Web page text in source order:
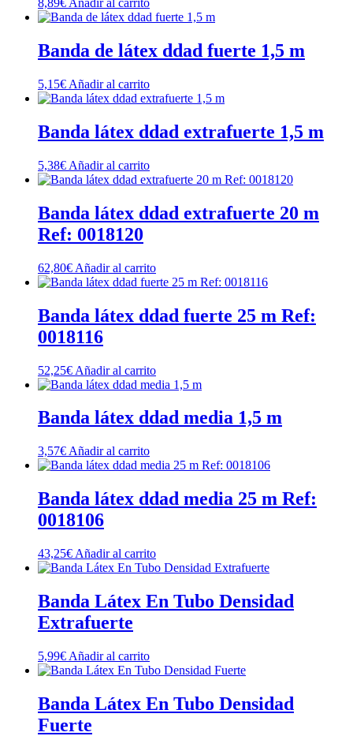
8,89€ Añadir al carrito
Banda de látex ddad fuerte 1,5 m
5,15€ Añadir al carrito
Banda látex ddad extrafuerte 1,5 m
5,38€ Añadir al carrito
Banda látex ddad extrafuerte 20 m
Ref: 0018120
62,80€ Añadir al carrito
Banda látex ddad fuerte 25 m Ref:
0018116
52,25€ Añadir al carrito
Banda látex ddad media 1,5 m
3,57€ Añadir al carrito
Banda látex ddad media 25 m Ref:
0018106
43,25€ Añadir al carrito
Banda Látex En Tubo Densidad
Extrafuerte
5,99€ Añadir al carrito
Banda Látex En Tubo Densidad
Fuerte